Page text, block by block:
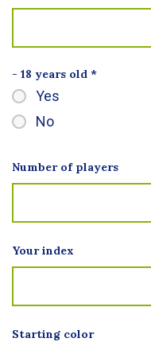
- 18 years old *
Yes
No
Number of players
Your index
Starting color